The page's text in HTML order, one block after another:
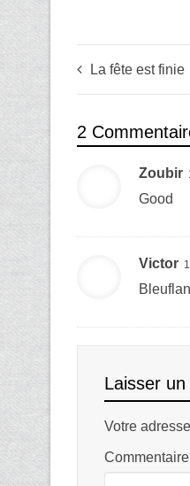
La fête est finie
2
Zoubir
Good
Victor
Laisser
Votre
Commentaire